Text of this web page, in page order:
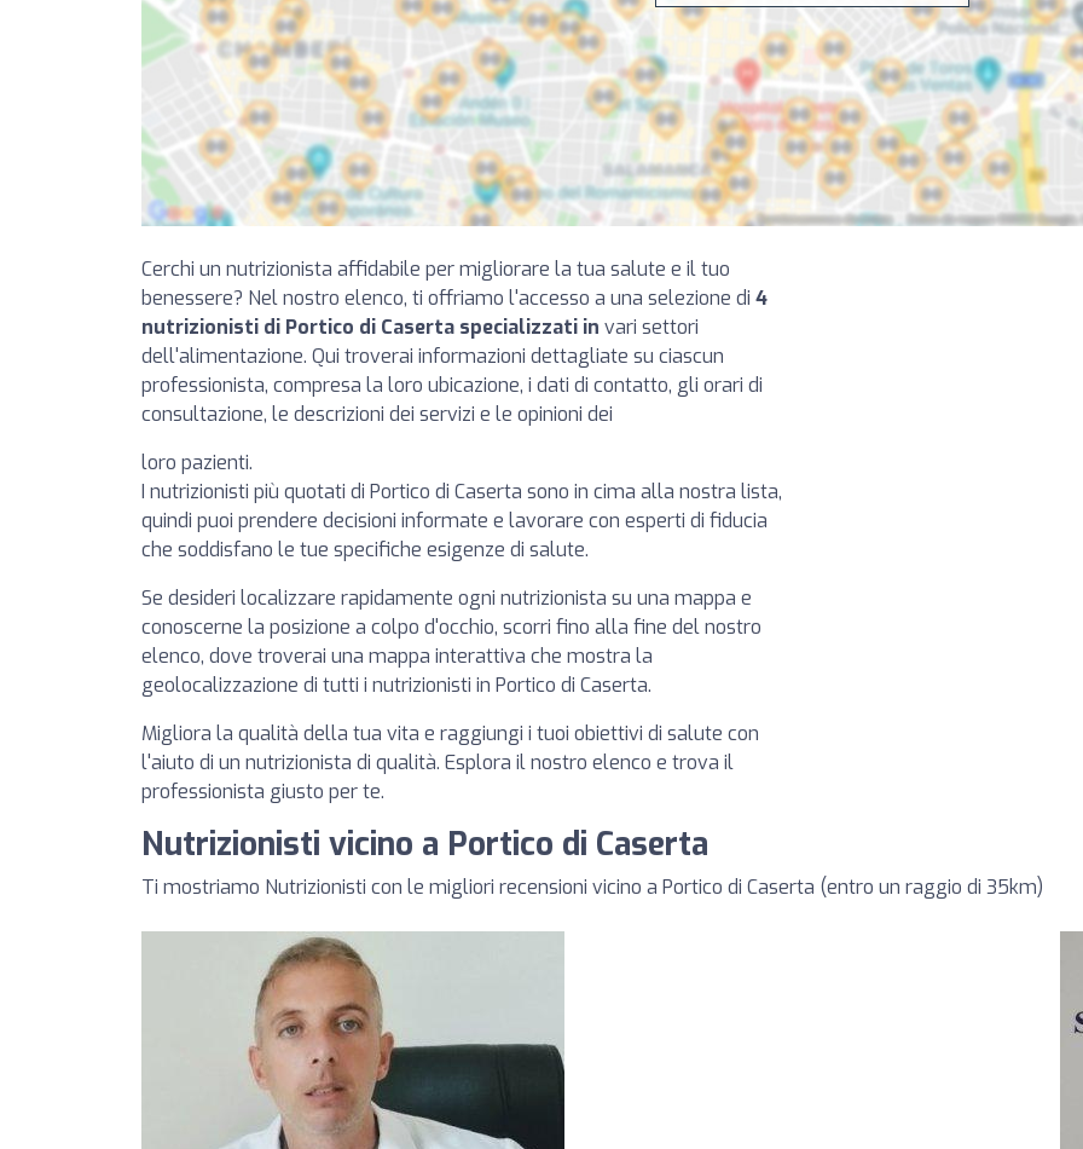
Cerchi un nutrizionista affidabile per migliorare la tua salute e il tuo
benessere? Nel nostro elenco, ti offriamo l'accesso a una selezione di 4
nutrizionisti di Portico di Caserta specializzati in vari settori
dell'alimentazione. Qui troverai informazioni dettagliate su ciascun
professionista, compresa la loro ubicazione, i dati di contatto, gli orari di
consultazione, le descrizioni dei servizi e le opinioni dei
loro pazienti.
I nutrizionisti più quotati di Portico di Caserta sono in cima alla nostra lista,
quindi puoi prendere decisioni informate e lavorare con esperti di fiducia
che soddisfano le tue specifiche esigenze di salute.
Se desideri localizzare rapidamente ogni nutrizionista su una mappa e
conoscerne la posizione a colpo d'occhio, scorri fino alla fine del nostro
elenco, dove troverai una mappa interattiva che mostra la
geolocalizzazione di tutti i nutrizionisti in Portico di Caserta.
Migliora la qualità della tua vita e raggiungi i tuoi obiettivi di salute con
l'aiuto di un nutrizionista di qualità. Esplora il nostro elenco e trova il
professionista giusto per te.
Nutrizionisti vicino a Portico di Caserta
Ti mostriamo Nutrizionisti con le migliori recensioni vicino a Portico di Caserta (entro un raggio di 35km)